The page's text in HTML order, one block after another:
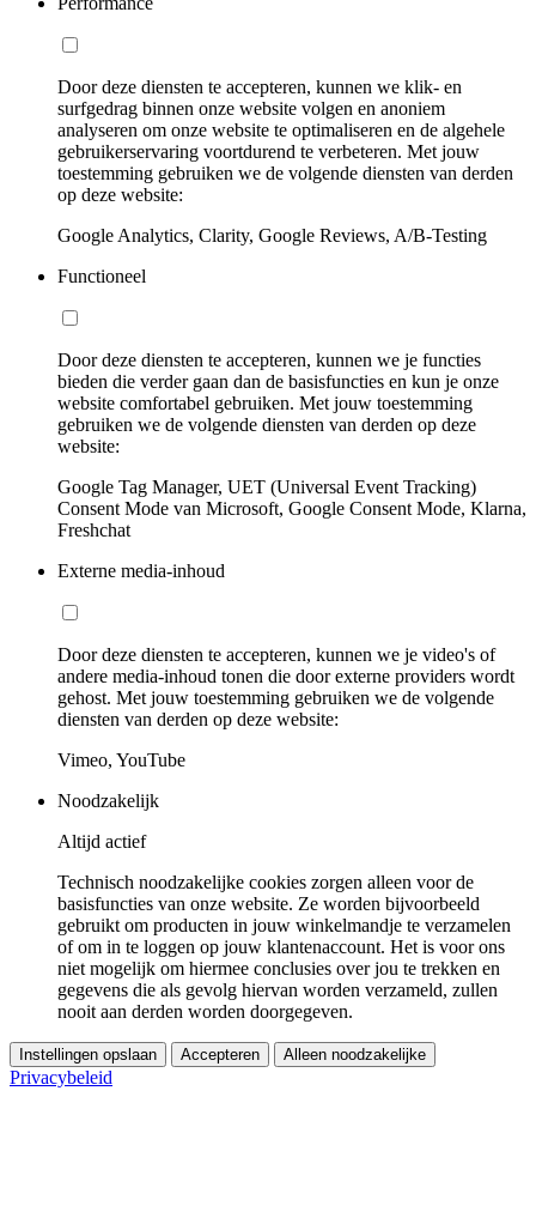
Door deze diensten te accepteren, kunnen we klik- en
surfgedrag binnen onze website volgen en anoniem
analyseren om onze website te optimaliseren en de algehele
gebruikerservaring voortdurend te verbeteren. Met jouw
toestemming gebruiken we de volgende diensten van derden
op deze website:
Google Analytics, Clarity, Google Reviews, A/B-Testing
Functioneel
Door deze diensten te accepteren, kunnen we je functies
bieden die verder gaan dan de basisfuncties en kun je onze
website comfortabel gebruiken. Met jouw toestemming
gebruiken we de volgende diensten van derden op deze
website:
Google Tag Manager, UET (Universal Event Tracking)
Consent Mode van Microsoft, Google Consent Mode, Klarna,
Freshchat
Externe media-inhoud
Door deze diensten te accepteren, kunnen we je video's of
andere media-inhoud tonen die door externe providers wordt
gehost. Met jouw toestemming gebruiken we de volgende
diensten van derden op deze website:
Vimeo, YouTube
Noodzakelijk
Altijd actief
Technisch noodzakelijke cookies zorgen alleen voor de
basisfuncties van onze website. Ze worden bijvoorbeeld
gebruikt om producten in jouw winkelmandje te verzamelen
of om in te loggen op jouw klantenaccount. Het is voor ons
niet mogelijk om hiermee conclusies over jou te trekken en
gegevens die als gevolg hiervan worden verzameld, zullen
nooit aan derden worden doorgegeven.
Instellingen opslaan Accepteren Alleen noodzakelijke
Privacybeleid